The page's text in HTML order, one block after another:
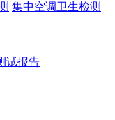
集中空调卫生检测
试报告